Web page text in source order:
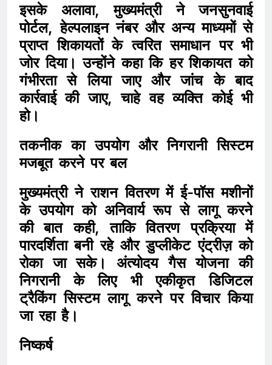
इसके अलावा, मुख्यमंत्री ने जनसुनवाई
पोर्टल, हेल्पलाइन नंबर और अन्य माध्यमों से
प्राप्त शिकायतों के त्वरित समाधान पर भी
जोर दिया। उन्होंने कहा कि हर शिकायत को
गंभीरता से लिया जाए और जांच के बाद
कार्रवाई की जाए, चाहे वह व्यक्ति कोई भी
हो।
तकनीक का उपयोग और निगरानी सिस्टम
मजबूत करने पर बल
मुख्यमंत्री ने राशन वितरण में ई-पॉस मशीनों
के उपयोग को अनिवार्य रूप से लागू करने
की बात कही, ताकि वितरण प्रक्रिया में
पारदर्शिता बनी रहे और डुप्लीकेट एंट्रीज़ को
रोका जा सके। अंत्योदय गैस योजना की
निगरानी के लिए भी एकीकृत डिजिटल
ट्रैकिंग सिस्टम लागू करने पर विचार किया
जा रहा है।
निष्कर्ष